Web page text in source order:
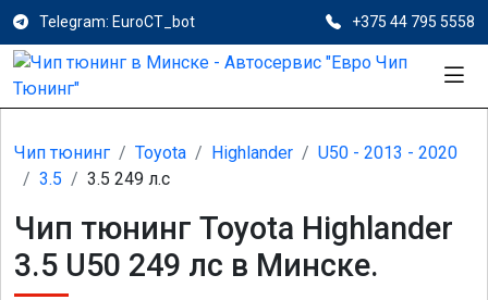
Telegram: EuroCT_bot +375 44 795 5558
Чип тюнинг Toyota Highlander
U50 - 2013 - 2020
3.5
3.5 249 л.с
Чип тюнинг Toyota Highlander
3.5 U50 249 лс в Минске.